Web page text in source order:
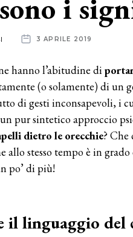
i
3 APRILE 2019
hanno l’abitudine di
(o solamente) di un
di gesti inconsapevoli, i
pur sintetico approccio
dietro le orecchie? Che
allo stesso tempo è in
po’ di più!
il linguaggio del